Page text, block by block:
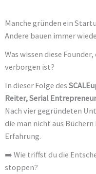
Manche gründen ein
Andere bauen immer
Was wissen diese
verborgen ist?
In dieser Folge des
Reiter, Serial Entrepreneur
Nach vier gegründeten
die man nicht aus
Erfahrung.
➡️ Wie triffst du die
stoppen?